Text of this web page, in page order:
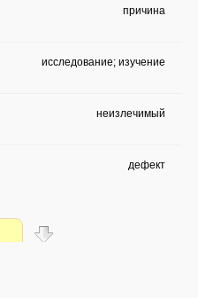
причина
исследование; изучение
неизлечимый
дефект